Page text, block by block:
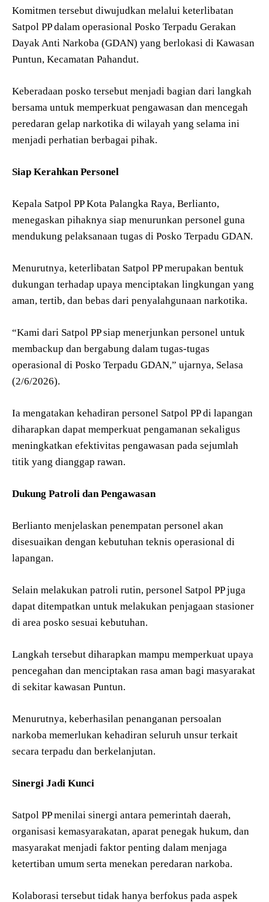
Komitmen tersebut diwujudkan melalui keterlibatan
Satpol PP dalam operasional Posko Terpadu Gerakan
Dayak Anti Narkoba (GDAN) yang berlokasi di Kawasan
Puntun, Kecamatan Pahandut.
Keberadaan posko tersebut menjadi bagian dari langkah
bersama untuk memperkuat pengawasan dan mencegah
peredaran gelap narkotika di wilayah yang selama ini
menjadi perhatian berbagai pihak.
Siap Kerahkan Personel
Kepala Satpol PP Kota Palangka Raya, Berlianto,
menegaskan pihaknya siap menurunkan personel guna
mendukung pelaksanaan tugas di Posko Terpadu GDAN.
Menurutnya, keterlibatan Satpol PP merupakan bentuk
dukungan terhadap upaya menciptakan lingkungan yang
aman, tertib, dan bebas dari penyalahgunaan narkotika.
“Kami dari Satpol PP siap menerjunkan personel untuk
membackup dan bergabung dalam tugas-tugas
operasional di Posko Terpadu GDAN,” ujarnya, Selasa
(2/6/2026).
Ia mengatakan kehadiran personel Satpol PP di lapangan
diharapkan dapat memperkuat pengamanan sekaligus
meningkatkan efektivitas pengawasan pada sejumlah
titik yang dianggap rawan.
Dukung Patroli dan Pengawasan
Berlianto menjelaskan penempatan personel akan
disesuaikan dengan kebutuhan teknis operasional di
lapangan.
Selain melakukan patroli rutin, personel Satpol PP juga
dapat ditempatkan untuk melakukan penjagaan stasioner
di area posko sesuai kebutuhan.
Langkah tersebut diharapkan mampu memperkuat upaya
pencegahan dan menciptakan rasa aman bagi masyarakat
di sekitar kawasan Puntun.
Menurutnya, keberhasilan penanganan persoalan
narkoba memerlukan kehadiran seluruh unsur terkait
secara terpadu dan berkelanjutan.
Sinergi Jadi Kunci
Satpol PP menilai sinergi antara pemerintah daerah,
organisasi kemasyarakatan, aparat penegak hukum, dan
masyarakat menjadi faktor penting dalam menjaga
ketertiban umum serta menekan peredaran narkoba.
Kolaborasi tersebut tidak hanya berfokus pada aspek